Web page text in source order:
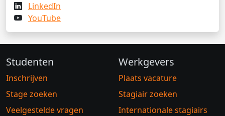
LinkedIn
YouTube
Studenten
Inschrijven
Stage zoeken
Veelgestelde vragen
Werkgevers
Plaats vacature
Stagiair zoeken
Internationale stagiairs